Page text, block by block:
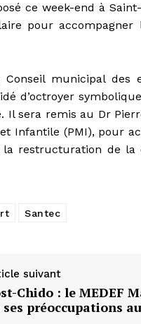
ce week-end à
pour accompagner
municipal des
d’octroyer
Il sera remis au Dr
Infantile (PMI), pour
la restructuration de
Santec
suivant
Chido : le MEDEF
ses préoccupations